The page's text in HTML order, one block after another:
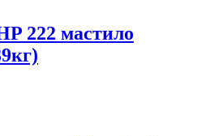
222 мастило